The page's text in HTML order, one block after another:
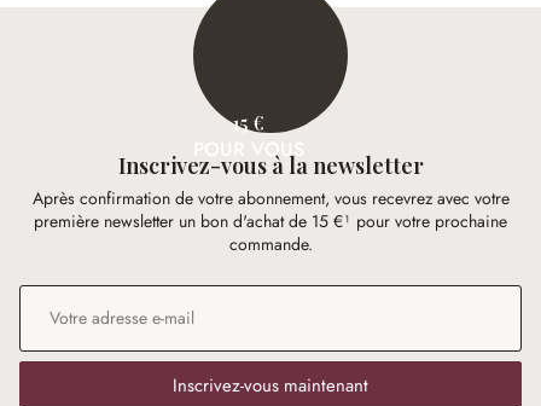
15 €
POUR VOUS
Inscrivez-vous à la newsletter
Après confirmation de votre abonnement, vous recevrez avec votre
première newsletter un bon d'achat de 15 €¹ pour votre prochaine
commande.
Adresse e-mail
Inscrivez-vous maintenant